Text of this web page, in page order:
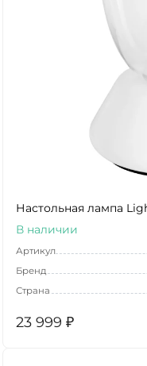
Настольная лампа
В наличии
Артикул
Бренд
Страна
23 999 ₽